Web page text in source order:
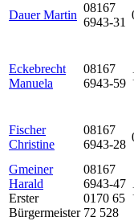
Dauer Martin
08167
6943-31
Eckebrecht
Manuela
08167
6943-59
Fischer
Christine
08167
6943-28
Gmeiner
Harald
Erster
Bürgermeister
08167
6943-47
0170 65
72 528